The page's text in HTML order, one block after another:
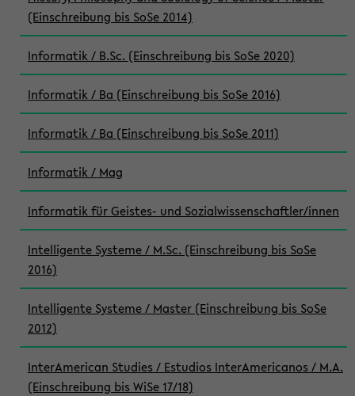
(Einschreibung bis SoSe 2014)
Informatik / B.Sc. (Einschreibung bis SoSe 2020)
Informatik / Ba (Einschreibung bis SoSe 2016)
Informatik / Ba (Einschreibung bis SoSe 2011)
Informatik / Mag
Informatik für Geistes- und Sozialwissenschaftler/innen
Intelligente Systeme / M.Sc. (Einschreibung bis SoSe
2016)
Intelligente Systeme / Master (Einschreibung bis SoSe
2012)
InterAmerican Studies / Estudios InterAmericanos / M.A.
(Einschreibung bis WiSe 17/18)